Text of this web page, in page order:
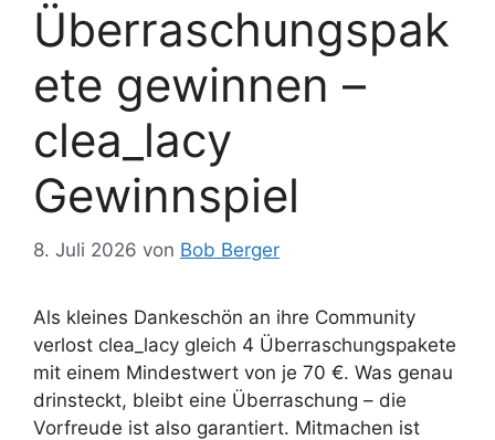
Überraschungspak
ete gewinnen –
clea_lacy
Gewinnspiel
8. Juli 2026 von Bob Berger
Als kleines Dankeschön an ihre Community
verlost clea_lacy gleich 4 Überraschungspakete
mit einem Mindestwert von je 70 €. Was genau
drinsteckt, bleibt eine Überraschung – die
Vorfreude ist also garantiert. Mitmachen ist